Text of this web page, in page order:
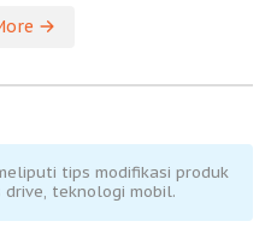
tips modifikasi produk
teknologi mobil.